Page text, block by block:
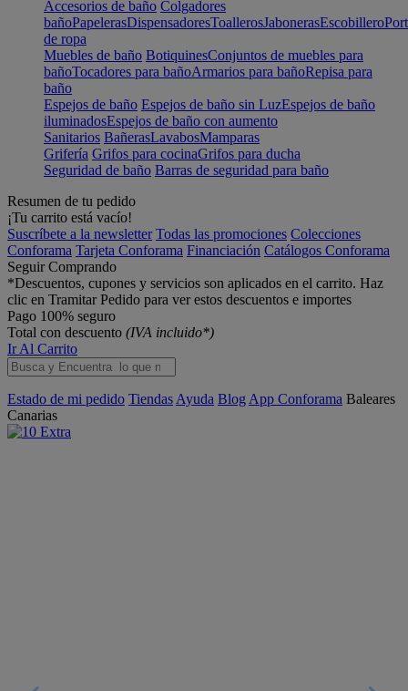
Accesorios de baño Colgadores
bañoPapelerasDispensadoresToallerosJabonerasEscobillero
de ropa
Muebles de baño BotiquinesConjuntos de muebles para
bañoTocadores para bañoArmarios para bañoRepisa para
baño
Espejos de baño Espejos de baño sin LuzEspejos de baño
iluminadosEspejos de baño con aumento
Sanitarios BañerasLavabosMamparas
Grifería Grifos para cocinaGrifos para ducha
Seguridad de baño Barras de seguridad para baño
Resumen de tu pedido
¡Tu carrito está vacío!
Suscríbete a la newsletter Todas las promociones Colecciones
Conforama Tarjeta Conforama Financiación Catálogos Conforama
Seguir Comprando
*Descuentos, cupones y servicios son aplicados en el carrito. Haz
clic en Tramitar Pedido para ver estos descuentos e importes
Pago 100% seguro
Total con descuento (IVA incluido*)
Ir Al Carrito
Estado de mi pedido Tiendas Ayuda Blog App Conforama Baleares
Canarias